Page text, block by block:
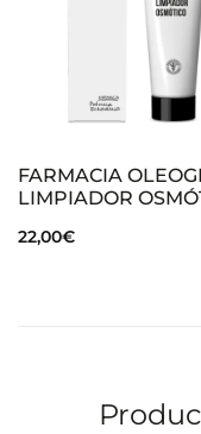
FARMACIA
LIMPIADOR
22,00€